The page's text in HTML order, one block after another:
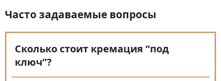
Часто задаваемые вопросы
Сколько стоит кремация “под
ключ”?